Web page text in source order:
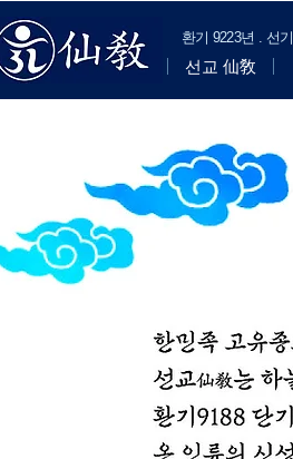
​환기 9223년 . 선기
선교 仙敎